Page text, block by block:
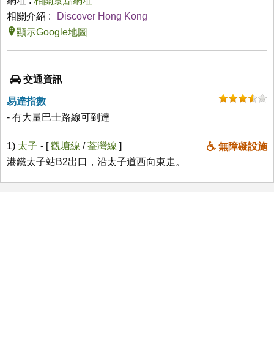
相關介紹 :
Discover Hong Kong
顯示Google地圖
交通資訊
易達指數
- 有大量巴士路線可到達
1) 太子 無障礙設施
- [觀塘線 /荃灣線 ]
港鐵太子站B2出口，沿太子道西向東走。